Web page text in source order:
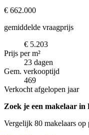
€ 662.000
gemiddelde vraagprijs
€ 5.203
Prijs per m²
23 dagen
Gem. verkooptijd
469
Verkocht afgelopen jaar
Zoek je een makelaar in
Vergelijk 80 makelaars op